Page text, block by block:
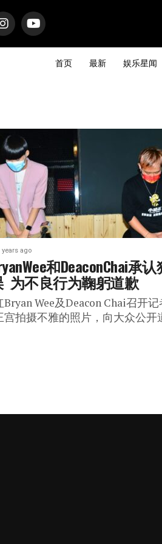
首页 最新 娱乐星闻
years ago
和DeaconChai承
为不良行为鞠躬道歉
Wee及Deacon Chai召开
拍摄不雅的照片，向大众公开